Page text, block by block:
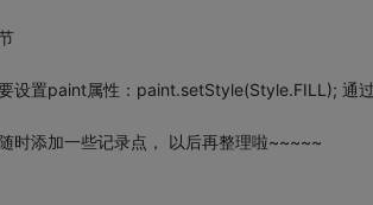
设置paint属性：paint.setStyle(Style.FILL); 通
时添加一些记录点， 以后再整理啦~~~~~